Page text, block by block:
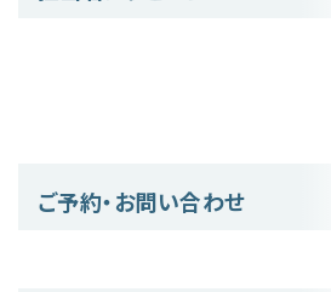
ご予約・お問い合わせ